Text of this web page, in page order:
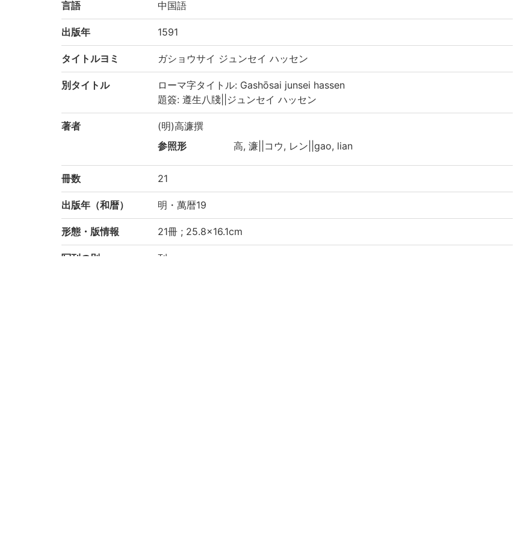
言語 中国語
出版年 1591
タイトルヨミ ガショウサイ ジュンセイ ハッセン
別タイトル
ローマ字タイトル: Gashōsai junsei hassen
題簽: 遵生八牋||ジュンセイ ハッセン
著者
(明)高濂撰
参照形
高, 濂||コウ, レン||gao, lian
冊数 21
出版年（和暦） 明・萬暦19
形態・版情報 21冊 ; 25.8×16.1cm
写刊の別 刊